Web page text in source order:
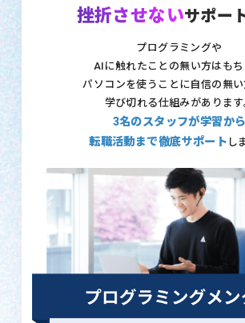
挫折させないサポー
プログラミングや
AIに触れたことの無い方はも
パソコンを使うことに自信の無
学び切れる仕組みがあります
3名のスタッフが学習から
転職活動まで徹底サポート し